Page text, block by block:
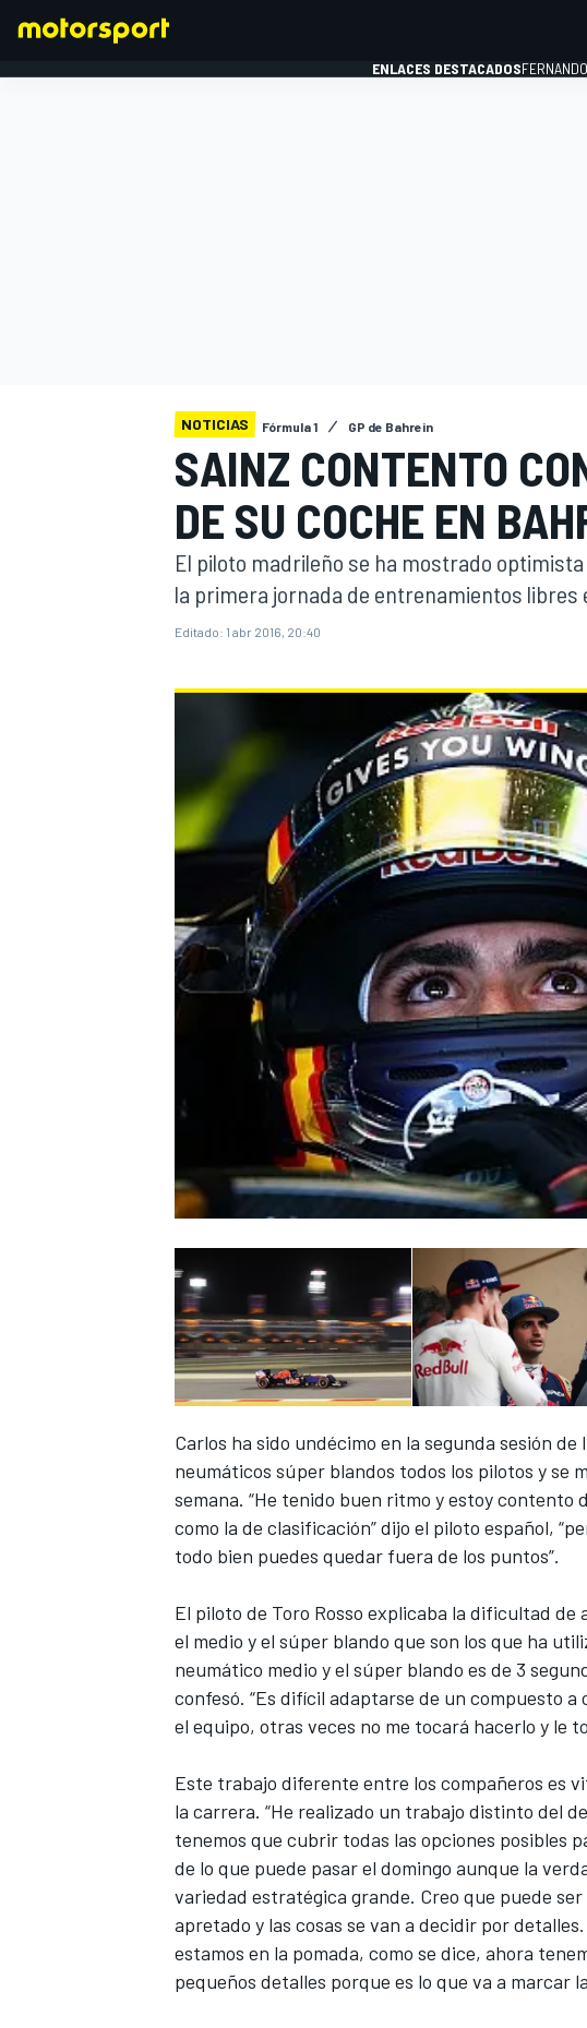
FÓRMULA E
ENLACES DESTACADOS
NOTICIAS Fórmula 1 GP de Bahrein
SAINZ CONTENTO
DE SU COCHE EN
El piloto madrileño se ha mostrado
la primera jornada de entrenamientos libres
Editado: 1 abr 2016, 20:40
Carlos ha sido undécimo en la segunda sesión
neumáticos súper blandos todos los pilotos y se
semana. “He tenido buen ritmo y estoy
como la de clasificación” dijo el piloto español,
todo bien puedes quedar fuera de los puntos”.
El piloto de Toro Rosso explicaba la dificultad
el medio y el súper blando que son los que ha
neumático medio y el súper blando es de 3
confesó. “Es difícil adaptarse de un compuesto
el equipo, otras veces no me tocará hacerlo y le
Este trabajo diferente entre los compañeros es
la carrera. “He realizado un trabajo distinto del
tenemos que cubrir todas las opciones posibles
de lo que puede pasar el domingo aunque la
variedad estratégica grande. Creo que puede
apretado y las cosas se van a decidir por
estamos en la pomada, como se dice, ahora
pequeños detalles porque es lo que va a marcar